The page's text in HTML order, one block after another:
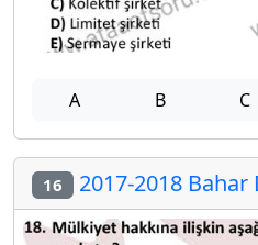
A B C
16 2017-2018 Bahar